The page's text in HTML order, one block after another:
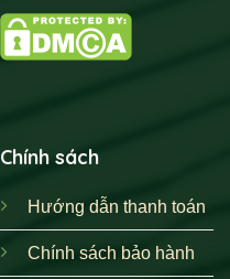
Chính sách
Hướng dẫn thanh toán
Chính sách bảo hành